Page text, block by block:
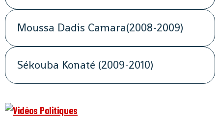
Moussa Dadis Camara(2008-2009)
Sékouba Konaté (2009-2010)